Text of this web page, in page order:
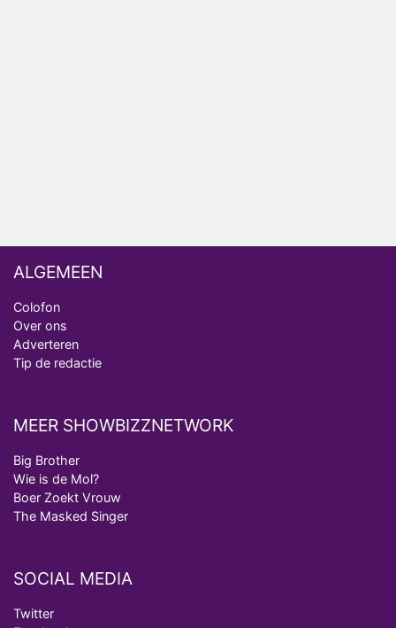
ALGEMEEN
Colofon
Over ons
Adverteren
Tip de redactie
MEER SHOWBIZZNETWORK
Big Brother
Wie is de Mol?
Boer Zoekt Vrouw
The Masked Singer
SOCIAL MEDIA
Twitter